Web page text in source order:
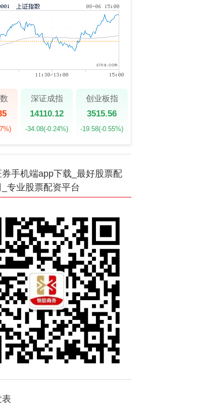
深证成指
14110.12
-34.08(-0.24%)
创业板指
3515.56
-19.58(-0.55%)
手机端app下载_最好股票配
专业股票配资平台